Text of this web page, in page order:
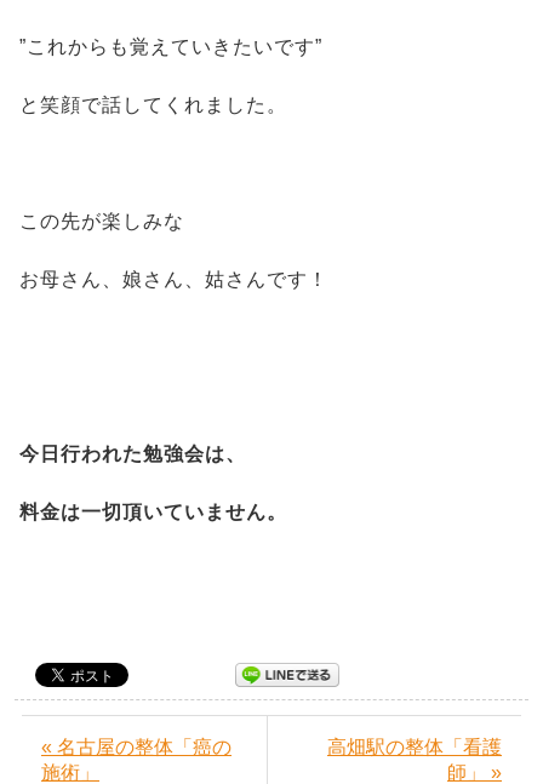
”これからも覚えていきたいです”
と笑顔で話してくれました。
この先が楽しみな
お母さん、娘さん、姑さんです！
今日行われた勉強会は、
料金は一切頂いていません。
« 名古屋の整体「癌の
施術」
高畑駅の整体「看護
師」 »